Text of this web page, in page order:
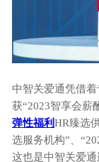
中智关爱通凭借
获“2023智享会
弹性福利HR臻选
选服务机构”、
这也是中智关爱